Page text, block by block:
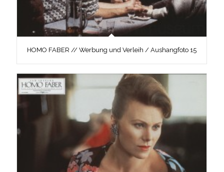
HOMO FABER // Werbung und Verleih / Aushangfoto 15